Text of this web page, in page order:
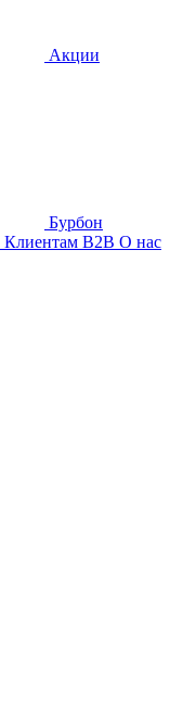
Акции
Бурбон
Клиентам B2B О нас